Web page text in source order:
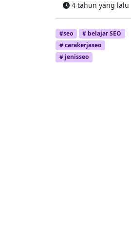
4 tahun yang lalu
#seo
# belajar SEO
# carakerjaseo
# jenisseo